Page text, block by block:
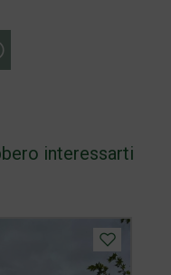
interessarti